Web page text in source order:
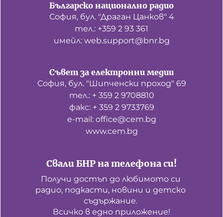
Българско национално радио
София, бул. "Драган Цанков" 4
тел.: +359 2 93 361
имейл: web.support@bnr.bg
Свали БНР на телефона си!
Получи достъп до любимото си
радио, подкасти, новини и детско
съдържание.
Всичко в едно приложение!
Съвет за електронни медии
София, бул. "Шипченски проход" 69
тел.: + 359 2 9708810
факс: + 359 2 9733769
е-mail: office@cem.bg
www.cem.bg